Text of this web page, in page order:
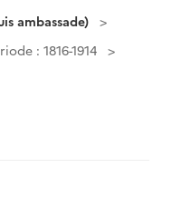
ambassade)
: 1816-1914